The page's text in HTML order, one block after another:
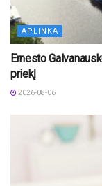
APLINKA
Ernesto
priekį
2026-08-06